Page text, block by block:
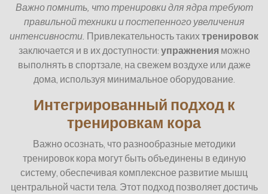
Важно помнить, что тренировки для ядра требуют
правильной техники и постепенного увеличения
интенсивности. Привлекательность такихтренировок
заключается и в их доступности: упражненияможно
выполнять в спортзале, на свежем воздухе или даже
дома, используя минимальное оборудование.
Интегрированный подход к
тренировкам кора
Важно осознать, что разнообразные методики
тренировок кора могут быть объединены в единую
систему, обеспечивая комплексное развитие мышц
центральной части тела. Этот подход позволяет достичь